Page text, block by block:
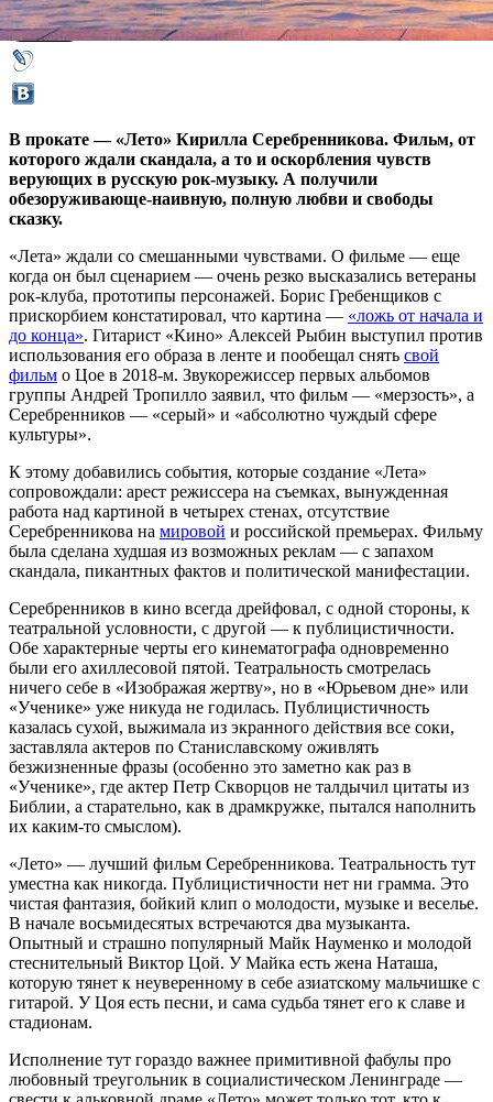
В прокате — «Лето» Кирилла Серебренникова. Фильм, от
которого ждали скандала, а то и оскорбления чувств
верующих в русскую рок-музыку. А получили
обезоруживающе-наивную, полную любви и свободы
сказку.
«Лета» ждали со смешанными чувствами. О фильме — еще
когда он был сценарием — очень резко высказались ветераны
рок-клуба, прототипы персонажей. Борис Гребенщиков с
прискорбием констатировал, что картина — «ложь от начала и
до конца». Гитарист «Кино» Алексей Рыбин выступил против
использования его образа в ленте и пообещал снять свой
фильм о Цое в 2018-м. Звукорежиссер первых альбомов
группы Андрей Тропилло заявил, что фильм — «мерзость», а
Серебренников — «серый» и «абсолютно чуждый сфере
культуры».
К этому добавились события, которые создание «Лета»
сопровождали: арест режиссера на съемках, вынужденная
работа над картиной в четырех стенах, отсутствие
Серебренникова на мировой и российской премьерах. Фильму
была сделана худшая из возможных реклам — с запахом
скандала, пикантных фактов и политической манифестации.
Серебренников в кино всегда дрейфовал, с одной стороны, к
театральной условности, с другой — к публицистичности.
Обе характерные черты его кинематографа одновременно
были его ахиллесовой пятой. Театральность смотрелась
ничего себе в «Изображая жертву», но в «Юрьевом дне» или
«Ученике» уже никуда не годилась. Публицистичность
казалась сухой, выжимала из экранного действия все соки,
заставляла актеров по Станиславскому оживлять
безжизненные фразы (особенно это заметно как раз в
«Ученике», где актер Петр Скворцов не талдычил цитаты из
Библии, а старательно, как в драмкружке, пытался наполнить
их каким-то смыслом).
«Лето» — лучший фильм Серебренникова. Театральность тут
уместна как никогда. Публицистичности нет ни грамма. Это
чистая фантазия, бойкий клип о молодости, музыке и веселье.
В начале восьмидесятых встречаются два музыканта.
Опытный и страшно популярный Майк Науменко и молодой
стеснительный Виктор Цой. У Майка есть жена Наташа,
которую тянет к неуверенному в себе азиатскому мальчишке с
гитарой. У Цоя есть песни, и сама судьба тянет его к славе и
стадионам.
Исполнение тут гораздо важнее примитивной фабулы про
любовный треугольник в социалистическом Ленинграде —